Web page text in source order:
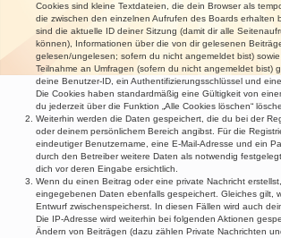
Cookies sind kleine Textdateien, die dein Browser als
die zwischen den einzelnen Aufrufen des Boards erhalten
sind die aktuelle ID deiner Sitzung (damit dir alle
können), Informationen über die von dir gelesenen
gelesen/ungelesen; sofern du nicht angemeldet bist)
Teilnahme an Umfragen (sofern du nicht angemeldet bist)
deine Benutzer-ID, ein Authentifizierungsschlüssel und
Die Cookies haben standardmäßig eine Gültigkeit von
du jederzeit über die Funktion „Alle Cookies löschen“
Weiterhin werden die Daten gespeichert, die du bei der
oder deinem persönlichem Bereich angibst. Für die
eindeutiger Benutzername, eine E-Mail-Adresse und ein
durch den Betreiber weitere Daten als notwendig
dich vor deren Eingabe ersichtlich.
Wenn du einen Beitrag oder eine private Nachricht
eingegebenen Daten ebenfalls gespeichert. Gleiches gilt,
Entwurf zwischenspeicherst. In diesen Fällen wird auch
Die IP-Adresse wird weiterhin bei folgenden Aktionen
Ändern von Beiträgen (dazu zählen Private Nachrichten